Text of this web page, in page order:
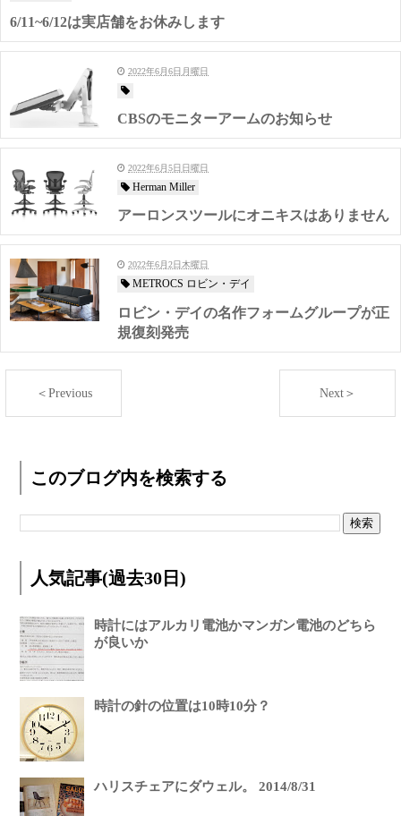
6/11~6/12は実店舗をお休みします
2022年6月6日月曜日
CBSのモニターアームのお知らせ
2022年6月5日日曜日
Herman Miller
アーロンスツールにオニキスはありません
2022年6月2日木曜日
METROCS ロビン・デイ
ロビン・デイの名作フォームグループが正
規復刻発売
＜Previous Next＞
このブログ内を検索する
人気記事(過去30日)
時計にはアルカリ電池かマンガン電池のどちら
が良いか
時計の針の位置は10時10分？
ハリスチェアにダウェル。 2014/8/31